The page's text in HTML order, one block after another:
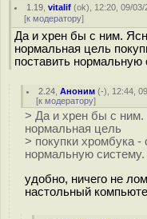
1.19 ,vitalif (ok), 12:20, 09/03/
[к модератору]
Да и хрен бы с ним.
нормальная цель
поставить нормальную
2.24 ,Аноним (-), 12:44,
[к модератору]
> Да и хрен бы с ним.
нормальная цель
> покупки хромбука -
нормальную систему.
удобно, ничего не
настольный